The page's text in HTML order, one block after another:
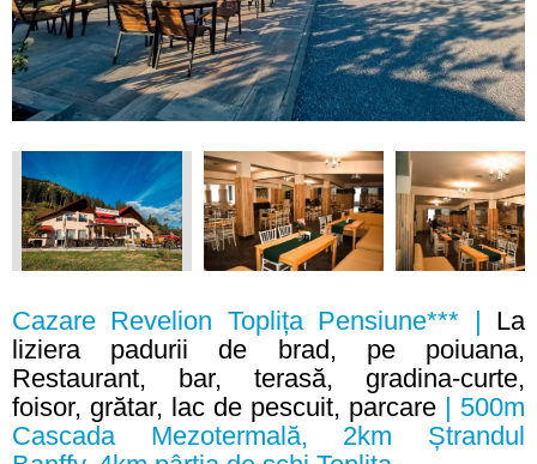
Cazare Revelion Toplița Pensiune*** | La
liziera padurii de brad, pe poiuana,
Restaurant, bar, terasă, gradina-curte,
foisor, grătar, lac de pescuit, parcare | 500m
Cascada Mezotermală, 2km Ștrandul